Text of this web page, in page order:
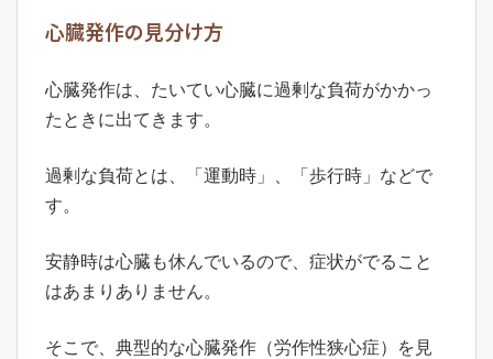
心臓発作の見分け方
心臓発作は、たいてい心臓に過剰な負荷がかかっ
たときに出てきます。
過剰な負荷とは、「運動時」、「歩行時」などで
す。
安静時は心臓も休んでいるので、症状がでること
はあまりありません。
そこで、典型的な心臓発作（労作性狭心症）を見